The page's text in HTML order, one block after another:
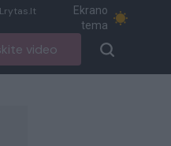
Lrytas.lt
Ekrano
tema
video